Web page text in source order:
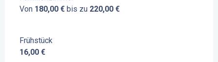
Von 180,00 € bis zu 220,00 €
Frühstück
16,00 €